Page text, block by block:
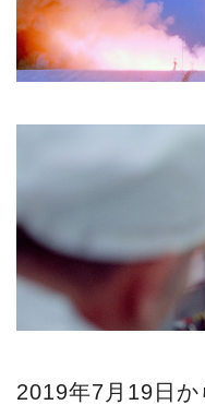
2019年7月19日